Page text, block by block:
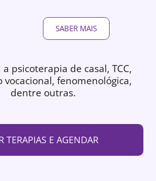
SABER MAIS
psicoterapia de casal, TCC,
vocacional, fenomenológica,
dentre outras.
TERAPIAS E AGENDAR